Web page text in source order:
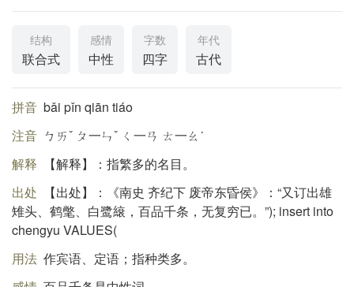
结构
联合式
感情
中性
字数
四字
年代
古代
拼音 bǎi pǐn qiān tiáo
注音 ㄅㄞˇ ㄆ一ㄣˇ ㄑ一ㄢ ㄊ一ㄠˊ
解释
【解释】：指繁多的名目。
出处
【出处】：《南史 齐纪下 废帝东昏侯》：“又订出雄
雉头、鹤氅、白鹭縗，百品千条，无复穷已。”); insert into
chengyu VALUES(
用法 作宾语、定语；指种类多。